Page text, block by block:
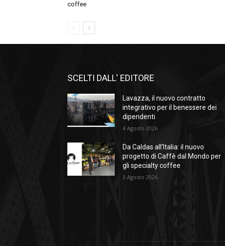
coffee
SCELTI DALL' EDITORE
Lavazza, il nuovo contratto
integrativo per il benessere dei
dipendenti
4 Agosto 2026
Da Caldas all’Italia: il nuovo
progetto di Caffè dal Mondo per
gli specialty coffee
3 Agosto 2026